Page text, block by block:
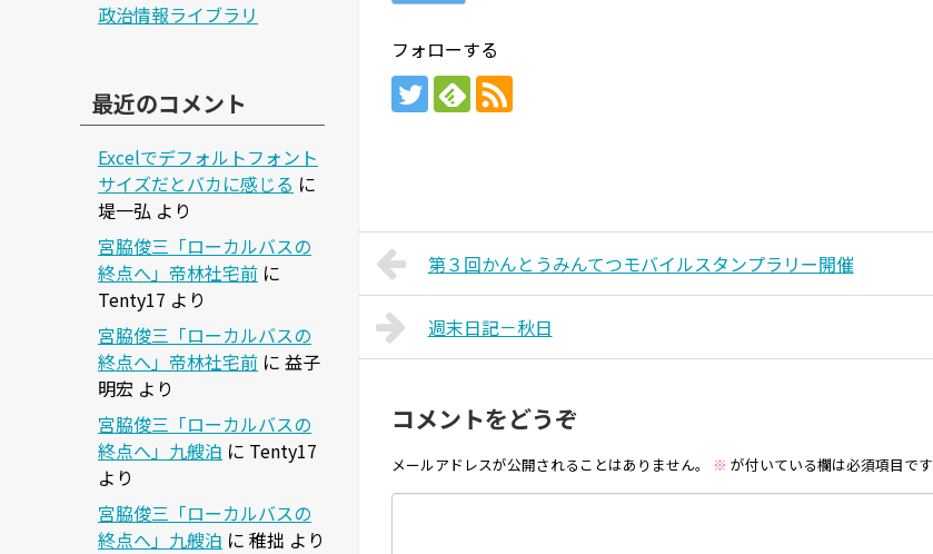
フォローする
第３回かんとうみんてつモバイルスタンプラリー開催
週末日記－秋日
コメントをどうぞ
メールアドレスが公開されることはありません。 ※ が付いている欄は必須項目です
政治情報ライブラリ
最近のコメント
Excelでデフォルトフォント
サイズだとバカに感じる に
堤一弘 より
宮脇俊三「ローカルバスの
終点へ」帝林社宅前 に
Tenty17 より
宮脇俊三「ローカルバスの
終点へ」帝林社宅前 に 益子
明宏 より
宮脇俊三「ローカルバスの
終点へ」九艘泊 に Tenty17
より
宮脇俊三「ローカルバスの
終点へ」九艘泊 に 稚拙 より